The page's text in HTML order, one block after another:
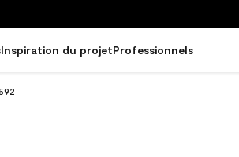
Inspiration du projetProfessionnels